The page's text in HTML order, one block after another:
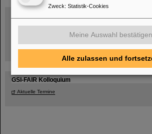
GSI-FAIR Kolloquium
Aktuelle Termine
Zweck: Statistik-Cookies
Meine Auswahl bestätigen
Alle zulassen und